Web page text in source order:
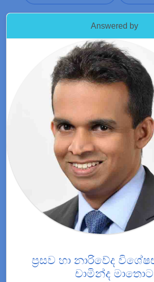
Answered by
ප්‍රසව හා නාරිවේද
චාමින්ද මාතොට